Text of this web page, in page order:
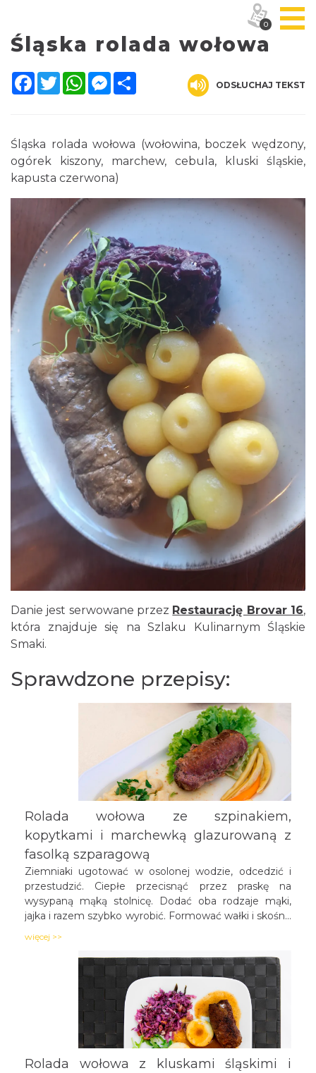
Śląska rolada wołowa
Facebook
TwitterWhatsAppMessenger
ODSŁUCHAJ TEKST
Śląska rolada wołowa (wołowina, boczek wędzony,
ogórek kiszony, marchew, cebula, kluski śląskie,
kapusta czerwona)
Danie jest serwowane przez Restaurację Brovar 16,
która znajduje się na Szlaku Kulinarnym Śląskie
Smaki.
Sprawdzone przepisy:
Rolada wołowa ze szpinakiem,
kopytkami i marchewką glazurowaną z
fasolką szparagową
Ziemniaki ugotować w osolonej wodzie, odcedzić i
przestudzić. Ciepłe przecisnąć przez praskę na
wysypaną mąką stolnicę. Dodać oba rodzaje mąki,
jajka i razem szybko wyrobić. Formować wałki i skośne
Szpinak ugotować w osolonej wodzie, dobrze
odcisnąć, drobno posiekać i usmażyć na dwóch
łyżkach masła. Dodać rozgnieciony czosnek, jajka i
namoczoną odciśniętą bułkę, dobrze wymieszać i
doprawić do smaku solą i pieprzem. Wołowinę pokroić
w plastry, dobrze rozbić, oprószyć przyprawami i
mąką. Masę szpinakową rozsmarować na mięsie.
Zwinąć rolady, dosmażyć na tłuszczu i dusić w
bulionie do miękkości.
więcej >>
Rolada wołowa z kluskami śląskimi i
0